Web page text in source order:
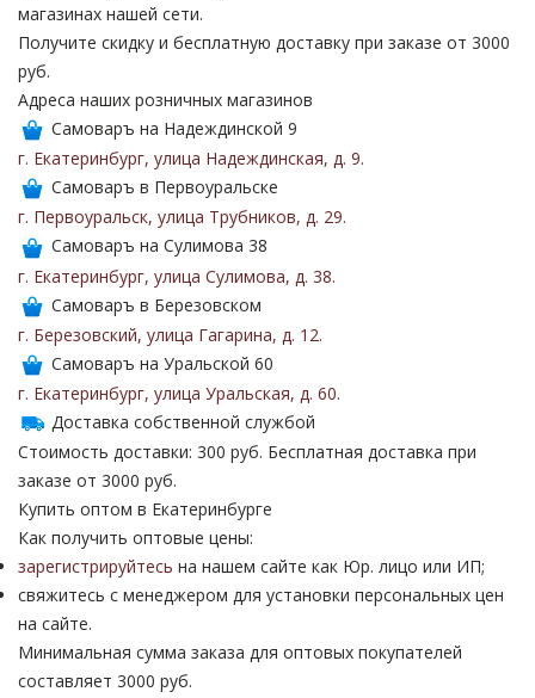
магазинах нашей сети.
Получите скидку и бесплатную доставку при заказе от 3000
руб.
Адреса наших розничных магазинов
Самоваръ на Надеждинской 9
г. Екатеринбург, улица Надеждинская, д. 9.
Самоваръ в Первоуральске
г. Первоуральск, улица Трубников, д. 29.
Самоваръ на Сулимова 38
г. Екатеринбург, улица Сулимова, д. 38.
Самоваръ в Березовском
г. Березовский, улица Гагарина, д. 12.
Самоваръ на Уральской 60
г. Екатеринбург, улица Уральская, д. 60.
Доставка собственной службой
Стоимость доставки: 300 руб. Бесплатная доставка при
заказе от 3000 руб.
Купить оптом в Екатеринбурге
Как получить оптовые цены:
зарегистрируйтесь на нашем сайте как Юр. лицо или ИП;
свяжитесь с менеджером для установки персональных цен
на сайте.
Минимальная сумма заказа для оптовых покупателей
составляет 3000 руб.